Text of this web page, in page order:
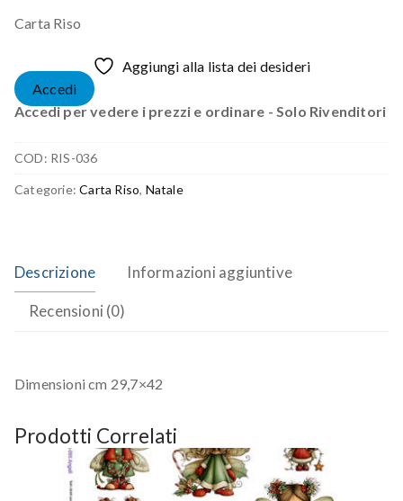
Carta Riso
Aggiungi alla lista dei desideri
Accedi
Accedi per vedere i prezzi e ordinare - Solo Rivenditori
COD: RIS-036
Categorie:Carta Riso, Natale
Descrizione Informazioni aggiuntive
Recensioni (0)
Dimensioni cm 29,7×42
Prodotti Correlati